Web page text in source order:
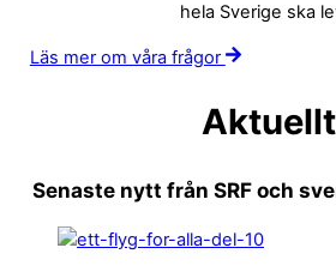
hela Sverige ska
Läs mer om våra frågor
Aktuellt
Senaste nytt från SRF och